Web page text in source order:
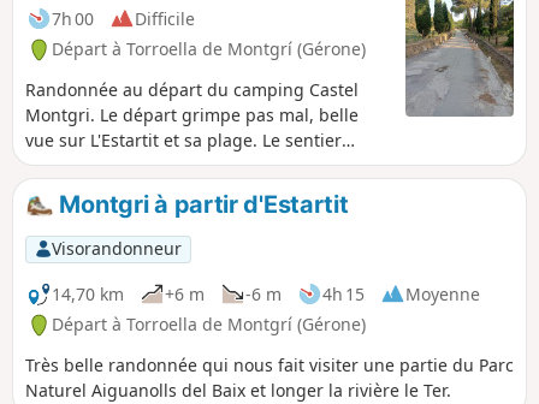
7h 00
Difficile
Départ à Torroella de Montgrí (Gérone)
Randonnée au départ du camping Castel
Montgri. Le départ grimpe pas mal, belle
vue sur L'Estartit et sa plage. Le sentier
permet d'accéder au GR® 92. C'est un
sentier facile jusqu'à Cala Montgo, puis il
faut prendre le sentier menant à la pointe
Punta Ventosa, un peu plus compliqué. Les
sentiers ne sont toujours pas visibles.
Prévoir de bonnes chaussures pour cette
randonnée qui offre des vues sur de belles
criques.
Montgri à partir d'Estartit
Visorandonneur
14,70 km
+6 m -6 m 4h 15
Moyenne
Départ à Torroella de Montgrí (Gérone)
Très belle randonnée qui nous fait visiter une partie du Parc
Naturel Aiguanolls del Baix et longer la rivière le Ter.